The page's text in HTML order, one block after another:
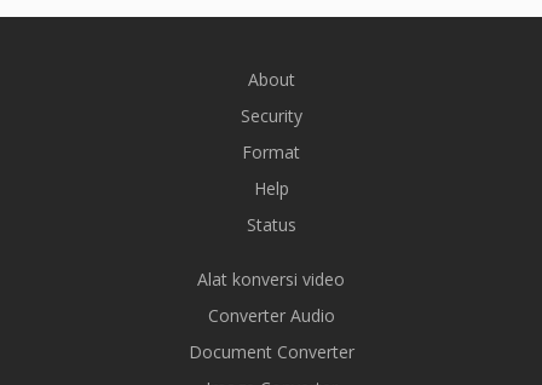
About
Security
Format
Help
Status
Alat konversi video
Converter Audio
Document Converter